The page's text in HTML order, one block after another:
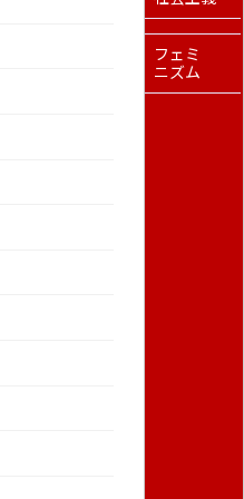
フェミ
ニズム